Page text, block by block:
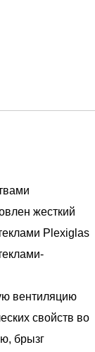
жесткий
Plexiglas
вентиляцию
свойств во
брызг